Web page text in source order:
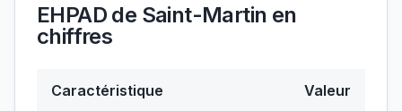
EHPAD de Saint-Martin en
chiffres
Caractéristique Valeur